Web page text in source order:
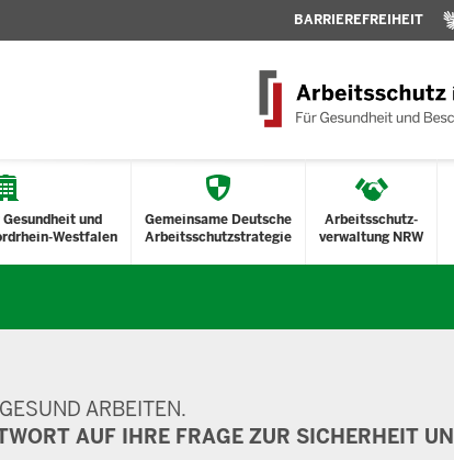
BARRIEREFREIHEIT
und
Westfalen
Gemeinsame Deutsche
Arbeitsschutzstrategie
Arbeitsschutz-
verwaltung NRW
ARBEITEN.
AUF IHRE FRAGE ZUR SICHERHEIT